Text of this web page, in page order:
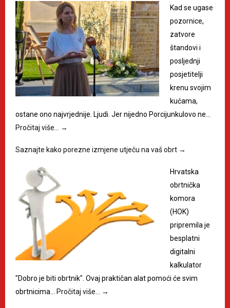
Kad se ugase
pozornice,
zatvore
štandovi i
posljednji
posjetitelji
krenu svojim
kućama,
ostane ono najvrjednije. Ljudi. Jer nijedno Porcijunkulovo ne…
Pročitaj više…
→
Saznajte kako porezne izmjene utječu na vaš obrt →
Hrvatska
obrtnička
komora
(HOK)
pripremila je
besplatni
digitalni
kalkulator
"Dobro je biti obrtnik". Ovaj praktičan alat pomoći će svim
obrtnicima…
Pročitaj više… →